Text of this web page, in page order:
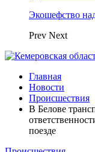
Экошефство
Prev Next
Главная
Новости
Происшествия
В Белове
поезде